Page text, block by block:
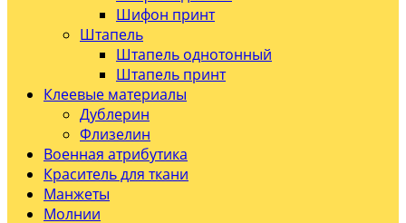
Шифон принт
Штапель
Штапель однотонный
Штапель принт
Клеевые материалы
Дублерин
Флизелин
Военная атрибутика
Краситель для ткани
Манжеты
Молнии